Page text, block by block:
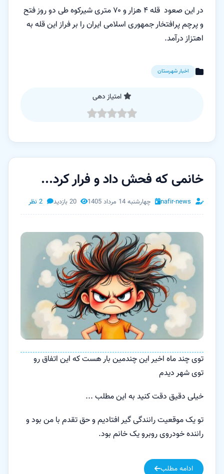
در این صعود قله ۴ هزار و ۷۰ متری شیرکوه طی دو روز فتح
و پرچم پرافتخار جمهوری اسلامی ایران را بر فراز این قله به
اهتزاز درآمد.
اخبار شهرستان
امتیاز دهی
خانمی که فحش داد و فرار کرد...
nafir-news چهارشنبه 14 مرداد 1405 20 بازدید 2 نظر
توی چند ماه اخیر این چندمین بار هست که این اتفاق رو
توی شهر دیدم
خیلی دقیق دقت کنید به این مطلب ...
تو یک موقعیت رانندگی گیر افتادیم و حق تقدم با من بود و
راننده خودروی روبرو یک خانم بود.
ادامه مطلب